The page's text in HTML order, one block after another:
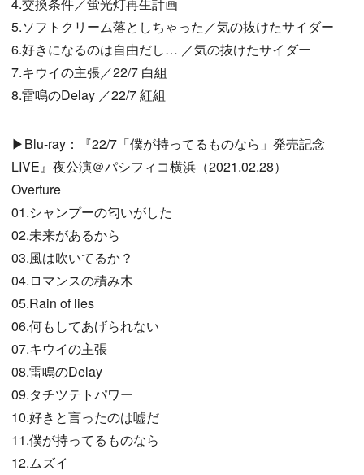
4.交換条件／蛍光灯再生計画
5.ソフトクリーム落としちゃった／気の抜けたサイダー
6.好きになるのは自由だし… ／気の抜けたサイダー
7.キウイの主張／22/7 白組
8.雷鳴のDelay ／22/7 紅組
▶Blu-ray：『22/7「僕が持ってるものなら」発売記念
LIVE』夜公演＠パシフィコ横浜（2021.02.28）
Overture
01.シャンプーの匂いがした
02.未来があるから
03.風は吹いてるか？
04.ロマンスの積み木
05.Rain of lies
06.何もしてあげられない
07.キウイの主張
08.雷鳴のDelay
09.タチツテトパワー
10.好きと言ったのは嘘だ
11.僕が持ってるものなら
12.ムズイ